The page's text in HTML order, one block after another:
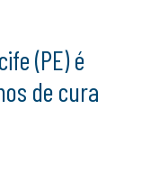
(PE) é
de cura